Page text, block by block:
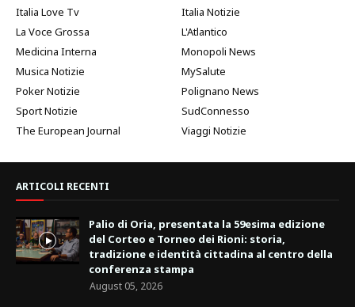
Italia Love Tv
Italia Notizie
La Voce Grossa
L'Atlantico
Medicina Interna
Monopoli News
Musica Notizie
MySalute
Poker Notizie
Polignano News
Sport Notizie
SudConnesso
The European Journal
Viaggi Notizie
ARTICOLI RECENTI
Palio di Oria, presentata la 59esima edizione
del Corteo e Torneo dei Rioni: storia,
tradizione e identità cittadina al centro della
conferenza stampa
August 05, 2026